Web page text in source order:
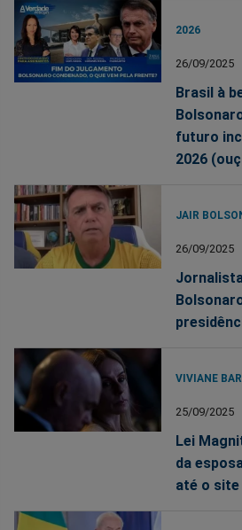
2026
26/09/2025
Brasil à
futuro
2026
JAIR
26/09/2025
VIVIANE
25/09/2025
Lei
da
até o site